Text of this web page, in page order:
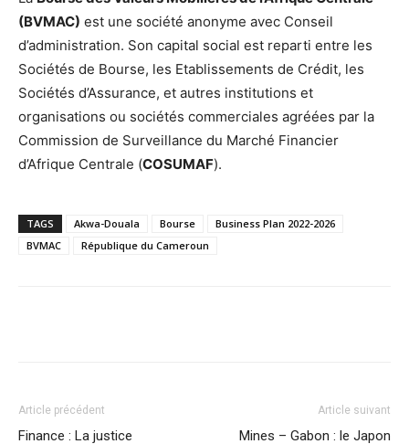
(BVMAC) est une société anonyme avec Conseil
d’administration. Son capital social est reparti entre les
Sociétés de Bourse, les Etablissements de Crédit, les
Sociétés d’Assurance, et autres institutions et
organisations ou sociétés commerciales agréées par la
Commission de Surveillance du Marché Financier
d’Afrique Centrale (COSUMAF).
TAGS Akwa-Douala Bourse
Business Plan 2022-2026
BVMAC
République du Cameroun
Article précédent
Finance : La justice
Article suivant
Mines – Gabon : le Japon